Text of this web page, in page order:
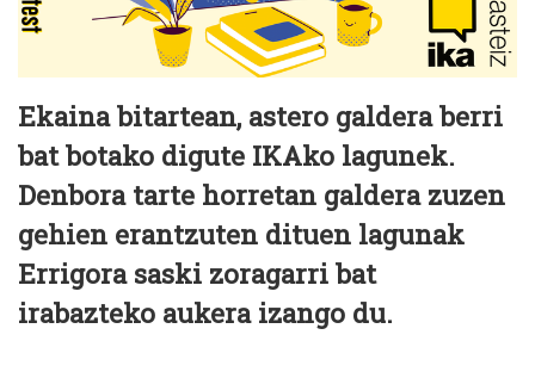
Ekaina bitartean, astero galdera berri
bat botako digute IKAko lagunek.
Denbora tarte horretan galdera zuzen
gehien erantzuten dituen lagunak
Errigora saski zoragarri bat
irabazteko aukera izango du.